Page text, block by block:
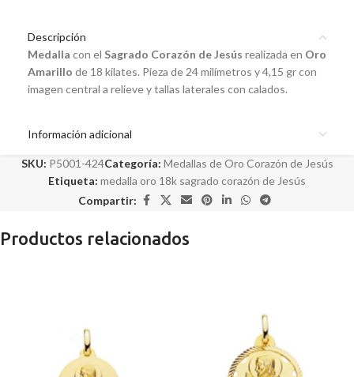
Descripción
Medalla con el Sagrado Corazón de Jesús realizada en Oro
Amarillo de 18 kilates. Pieza de 24 milímetros y 4,15 gr con
imagen central a relieve y tallas laterales con calados.
Información adicional
SKU: P5001-424Categoría: Medallas de Oro Corazón de Jesús
Etiqueta: medalla oro 18k sagrado corazón de Jesús
Compartir:
Productos relacionados